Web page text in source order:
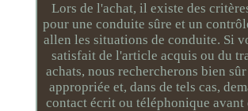
Lors de l'achat, il existe des
pour une conduite sûre et un
allen les situations de conduite. Si
satisfait de l'article acquis ou du
achats, nous rechercherons bien
appropriée et, dans de tels cas,
contact écrit ou téléphonique avant